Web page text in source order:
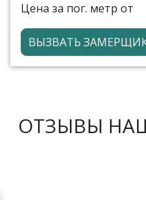
Цена за пог. метр от
ВЫЗВАТЬ
ОТЗЫВЫ